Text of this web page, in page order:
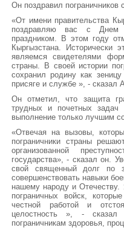
Он поздравил
«От имени правительства
поздравляю вас с Днем
праздником. В этом году
Кыргызстана. Исторически
являемся свидетелями
страны. В своей истории
сохранил родину как
присяге и службе », - сказал
Он отметил, что защита
трудных и почетных задач
выполнение только лучшим
«Отвечая на вызовы,
пограничники страны
организованной
государства», - сказал он.
свой священный долг по
совершенствовать навыки
нашему народу и Отечеству.
пограничных войск,
честной работой и
целостность », - сказал
пограничникам здоровья,